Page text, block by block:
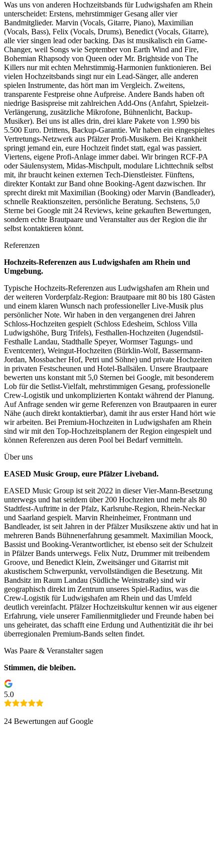
Was uns von anderen Hochzeitsbands für Ludwigshafen am Rhein
unterscheidet: Erstens, mehrstimmiger Gesang aller vier
Bandmitglieder. Marvin (Vocals, Gitarre, Piano), Maximilian
(Vocals, Bass), Felix (Vocals, Drums), Benedict (Vocals, Gitarre),
alle vier singen lead oder backing. Das ist musikalisch ein Game-
Changer, weil Songs wie September von Earth Wind and Fire,
Bohemian Rhapsody von Queen oder Mr. Brightside von The
Killers nur mit echten Mehrstimmig-Harmonien funktionieren. Bei
vielen Hochzeitsbands singt nur ein Lead-Sänger, alle anderen
spielen Instrumente, das hört man im Vergleich. Zweitens,
transparente Festpreise ohne Aufpreise. Andere Bands haben oft
niedrige Basispreise mit zahlreichen Add-Ons (Anfahrt, Spielzeit-
Verlängerung, zusätzliche Mikrofone, Bühnenlicht, Backup-
Musiker). Bei uns ist alles drin, drei klare Pakete von 1.990 bis
5.500 Euro. Drittens, Backup-Garantie. Wir haben ein eingespieltes
Vertretungs-Netzwerk aus Pfälzer Profi-Musikern. Bei Krankheit
springt jemand ein, eure Hochzeit findet statt, egal was passiert.
Viertens, eigene Profi-Anlage immer dabei. Wir bringen RCF-PA
oder Säulensystem, Midas-Mischpult, modulare Lichttechnik selbst
mit, ihr braucht keinen externen Tech-Dienstleister. Fünftens,
direkter Kontakt zur Band ohne Booking-Agent dazwischen. Ihr
sprecht direkt mit Maximilian (Booking) oder Marvin (Bandleader),
schnelle Reaktionszeiten, persönliche Beratung. Sechstens, 5,0
Sterne bei Google mit 24 Reviews, keine gekauften Bewertungen,
sondern echte Brautpaare und Veranstalter aus der Region die ihr
selbst kontaktieren könnt.
Referenzen
Hochzeits-Referenzen aus Ludwigshafen am Rhein und
Umgebung.
Typische Hochzeits-Referenzen aus Ludwigshafen am Rhein und
der weiteren Vorderpfalz-Region: Brautpaare mit 80 bis 180 Gästen
und einem klaren Wunsch nach professioneller Live-Musik plus
persönlicher Note. Wir haben in den vergangenen drei Jahren
Schloss-Hochzeiten gespielt (Schloss Edesheim, Schloss Villa
Ludwigshöhe, Burg Trifels), Festhallen-Hochzeiten (Jugendstil-
Festhalle Landau, Stadthalle Speyer, Wormser Tagungs- und
Eventcenter), Weingut-Hochzeiten (Bürklin-Wolf, Bassermann-
Jordan, Mossbacher Hof, Petri und Söhne) und private Hochzeiten
in privaten Festscheunen und Hotel-Ballsälen. Unsere Brautpaare
bewerten uns konstant mit 5,0 Sternen bei Google, mit besonderem
Lob für die Setlist-Vielfalt, mehrstimmigen Gesang, professionelle
Crew-Logistik und unkomplizierten Kontakt während der Planung.
Auf Anfrage senden wir gerne Referenzen von Brautpaaren in eurer
Nähe (auch direkt kontaktierbar), damit ihr aus erster Hand hört wie
wir arbeiten. Bei Premium-Hochzeiten in Ludwigshafen am Rhein
sind wir mit den Top-Hochzeitsplanern der Region eingespielt und
können Referenzen aus deren Pool bei Bedarf vermitteln.
Über uns
EASED Music Group, eure Pfälzer Liveband.
EASED Music Group ist seit 2022 in dieser Vier-Mann-Besetzung
unterwegs und hat seitdem über 200 Hochzeiten und mehr als 80
Stadtfest-Auftritte in der Pfalz, Karlsruhe-Region, Rhein-Neckar
und Saarland gespielt. Marvin Rheinheimer, Frontmann und
Bandleader, ist seit Jahren in der Pfälzer Musikszene aktiv und hat in
mehreren Bands Bühnenerfahrung gesammelt. Maximilian Moock,
Bassist und Booking-Verantwortlicher, ist ebenso seit der Schulzeit
in Pfälzer Bands unterwegs. Felix Nutz, Drummer mit treibendem
Groove, und Benedict Klein, Zweitsänger und Gitarrist mit
akustischem Schwerpunkt, vervollständigen die Besetzung. Mit
Bandsitz im Raum Landau (Südliche Weinstraße) sind wir
geographisch direkt im Zentrum unseres Spiel-Radius, was die
Crew-Logistik für Ludwigshafen am Rhein und das Umfeld
deutlich vereinfacht. Pfälzer Hochzeitskultur kennen wir aus eigener
Erfahrung, viele unserer Familienmitglieder und Freunde haben bei
uns geheiratet, das schafft eine Erdung und Authentizität die ihr bei
überregionalen Premium-Bands selten findet.
Was Paare & Veranstalter sagen
Stimmen, die bleiben.
5.0
24 Bewertungen auf Google